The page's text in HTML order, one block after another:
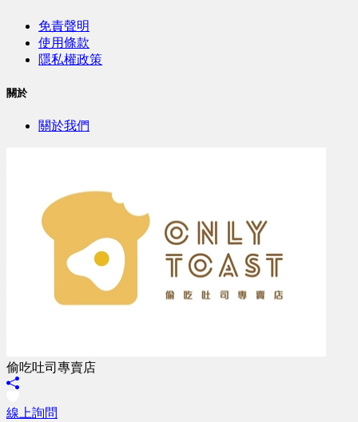
免責聲明
使用條款
隱私權政策
關於
關於我們
偷吃吐司專賣店
線上詢問